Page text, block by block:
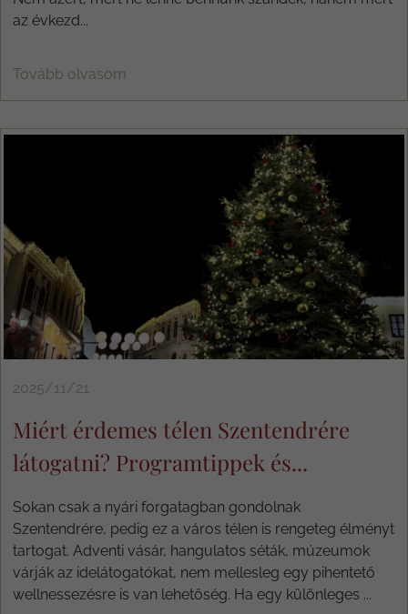
az évkezd...
Tovább olvasom
2025/11/21
Miért érdemes télen Szentendrére
látogatni? Programtippek és...
Sokan csak a nyári forgatagban gondolnak
Szentendrére, pedig ez a város télen is rengeteg élményt
tartogat. Adventi vásár, hangulatos séták, múzeumok
várják az idelátogatókat, nem mellesleg egy pihentető
wellnessezésre is van lehetőség. Ha egy különleges ...